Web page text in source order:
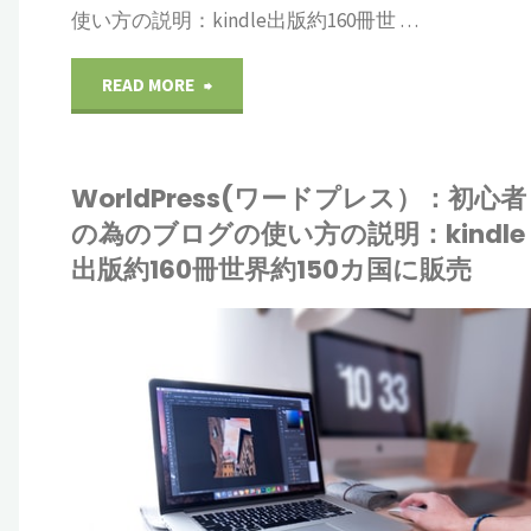
使い方の説明：kindle出版約160冊世 …
READ MORE "WorldPress(ワ
ド
プ
レ
初
心
WorldPress(ワードプレス）：初心者
の為のブログの使い方の説明：kindle
出版約160冊世界約150カ国に販売